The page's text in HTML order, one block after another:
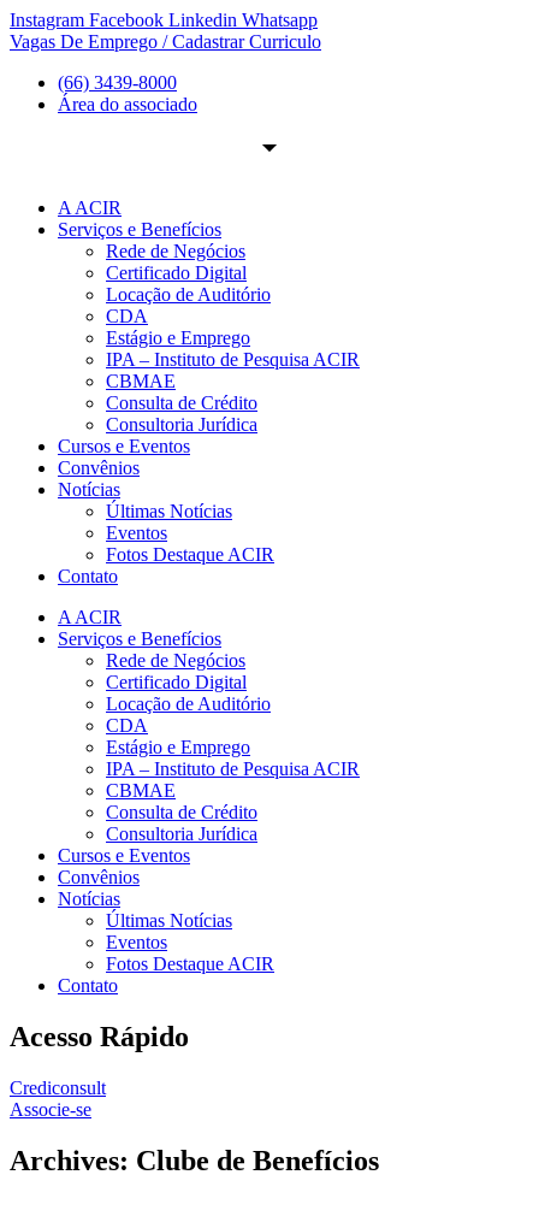
Ir
para
conteúdo
Instagram Facebook Linkedin Whatsapp
Vagas De Emprego / Cadastrar Curriculo
(66) 3439-8000
Área do associado
A ACIR
Serviços e Benefícios
Rede de Negócios
Certificado Digital
Locação de Auditório
CDA
Estágio e Emprego
IPA – Instituto de Pesquisa ACIR
CBMAE
Consulta de Crédito
Consultoria Jurídica
Cursos e Eventos
Convênios
Notícias
Últimas Notícias
Eventos
Fotos Destaque ACIR
Contato
A ACIR
Serviços e Benefícios
Rede de Negócios
Certificado Digital
Locação de Auditório
CDA
Estágio e Emprego
IPA – Instituto de Pesquisa ACIR
CBMAE
Consulta de Crédito
Consultoria Jurídica
Cursos e Eventos
Convênios
Notícias
Últimas Notícias
Eventos
Fotos Destaque ACIR
Contato
Acesso Rápido
Crediconsult
Associe-se
Archives: Clube de Benefícios